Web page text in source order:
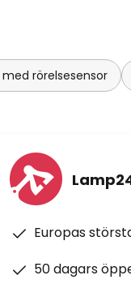
rörelsesensor
Europas
50 dagars